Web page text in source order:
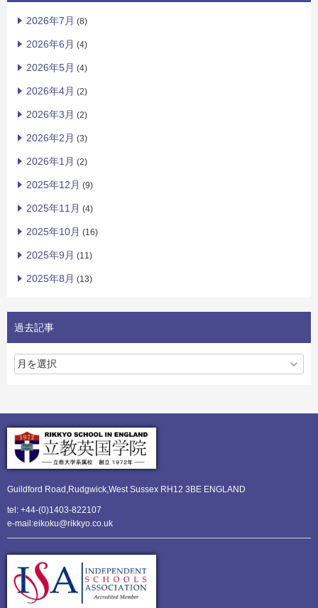
2026年7月 (8)
2026年6月 (4)
2026年5月 (4)
2026年4月 (2)
2026年3月 (2)
2026年2月 (3)
2026年1月 (2)
2025年12月 (9)
2025年11月 (4)
2025年10月 (16)
2025年9月 (11)
2025年8月 (13)
過去記事
Guildford Road,Rudgwick,West Sussex RH12 3BE ENGLAND
tel: +44-(0)1403-822107
e-mail:eikoku@rikkyo.co.uk